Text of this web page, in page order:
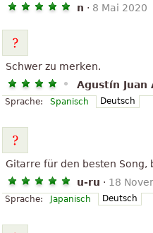
n · 8 Mai 2020
Schwer zu merken.
Agustín Juan
Sprache: Spanisch Deutsch
Gitarre für den besten Song,
u-ru · 18
Sprache: Japanisch Deutsch